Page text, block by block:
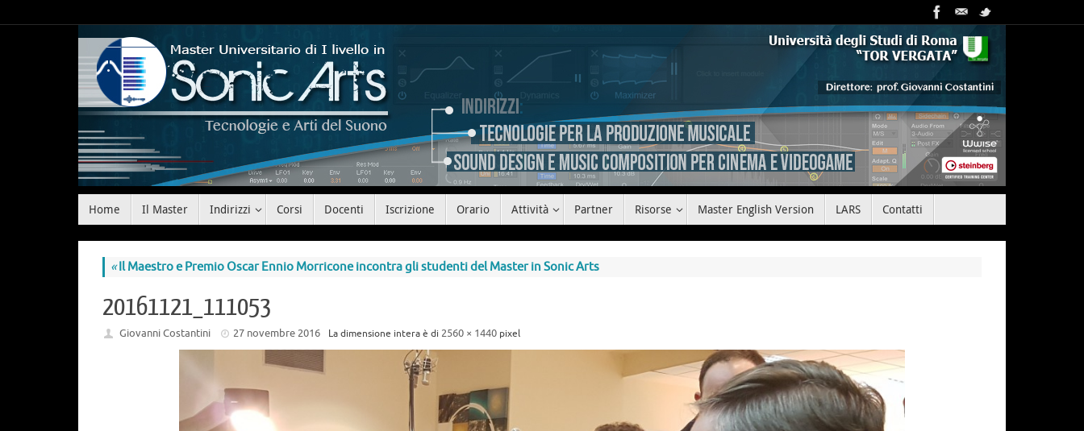
Home Il Master Indirizzi Corsi Docenti Iscrizione Orario Attività Partner Risorse Master English Version LARS Contatti
«Il Maestro e Premio Oscar Ennio Morricone incontra gli studenti del Master in Sonic Arts
20161121_111053
Giovanni Costantini 27 novembre 2016 La dimensione intera è di 2560 × 1440 pixel